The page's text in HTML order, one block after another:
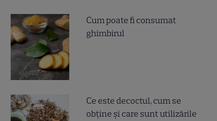
Cum poate fi consumat
ghimbirul
Ce este decoctul, cum se
obţine şi care sunt utilizările